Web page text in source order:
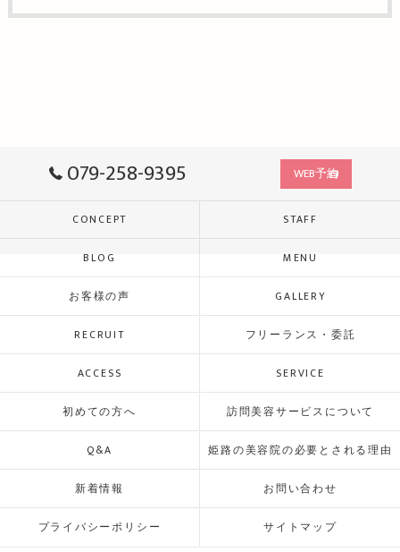
079-258-9395 WEB予約
CONCEPT STAFF
BLOG MENU
お客様の声 GALLERY
RECRUIT フリーランス・委託
ACCESS SERVICE
初めての方へ 訪問美容サービスについて
Q&A 姫路の美容院の必要とされる理由
新着情報 お問い合わせ
プライバシーポリシー サイトマップ